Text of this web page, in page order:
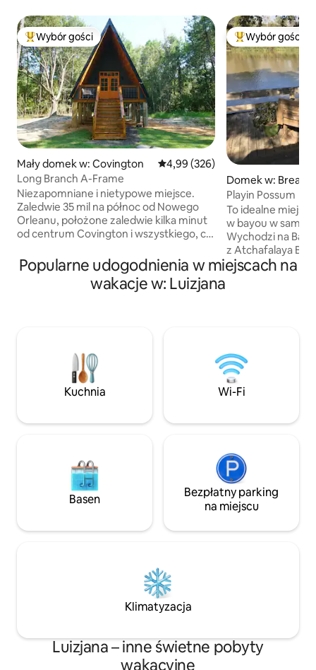
Najpopularniejsze z kategorii Wybór gości
Wybór gości
Mały domek w: Covington Średnia ocena: 4,99 na 5, liczba
4,99 (326)
Long Branch A-Frame
Niezapomniane i nietypowe miejsce.
Zaledwie 35 mil na północ od Nowego
Orleanu, położone zaledwie kilka minut
od centrum Covington i wszystkiego, co
Muzyka na żywo, wykwintne jedzenie,
jazda na rowerze i zakupy to tylko kilka
z wielu rzeczy, które można robić. Twój
dalej. Zaledwie kilka mil od nowego
publicznego miejsca do wodowania
kajaków, które prowadzi do wielu
piaszczystych brzegów.
Wybór gości
Domek w: Breaux
Playin Possum
To idealne
w bayou w
Wychodzi na
z Atchafalaya
można też
serwujących
przestrzeni na
obejmuje
Świetne miejsce
poszukiwaczy
Popularne udogodnienia w miejscach na
wakacje w: Luizjana
Kuchnia Wi-Fi
Basen
Bezpłatny parking
na miejscu
Klimatyzacja
Luizjana – inne świetne pobyty
wakacyjne